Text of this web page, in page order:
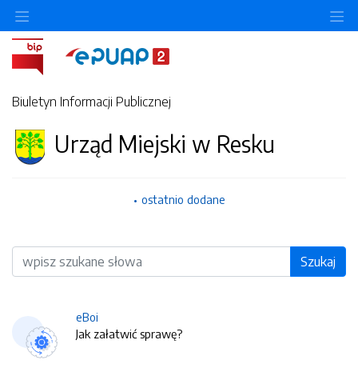
Biuletyn Informacji Publicznej
Urząd Miejski w Resku
ostatnio dodane
Wyszukiwarka Szukaj
eBoi
Jak załatwić sprawę?